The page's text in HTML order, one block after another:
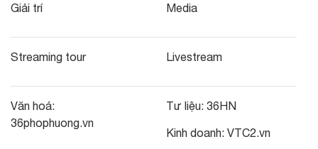
Giải trí Media
Streaming tour Livestream
Văn hoá:
36phophuong.vn
Tư liệu: 36HN
Kinh doanh: VTC2.vn